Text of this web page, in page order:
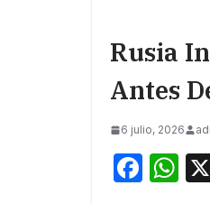
Rusia
Antes
6 julio, 2026
F
W